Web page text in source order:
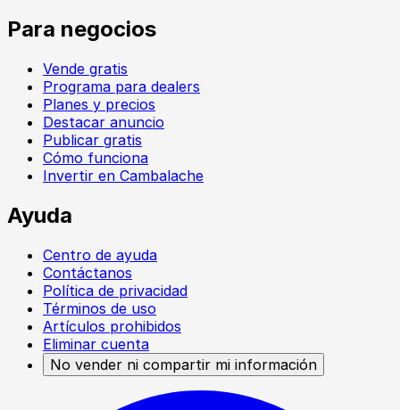
Para negocios
Vende gratis
Programa para dealers
Planes y precios
Destacar anuncio
Publicar gratis
Cómo funciona
Invertir en Cambalache
Ayuda
Centro de ayuda
Contáctanos
Política de privacidad
Términos de uso
Artículos prohibidos
Eliminar cuenta
No vender ni compartir mi información